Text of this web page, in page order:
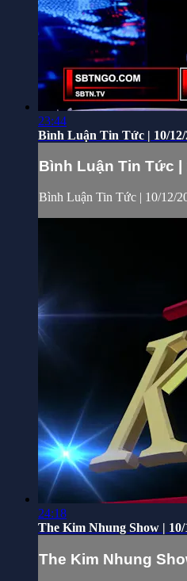
23:44
Bình Luận Tin Tức | 10/12/
Bình Luận Tin Tức |
Bình Luận Tin Tức | 10/12/
24:18
The Kim Nhung Show | 10/
The Kim Nhung